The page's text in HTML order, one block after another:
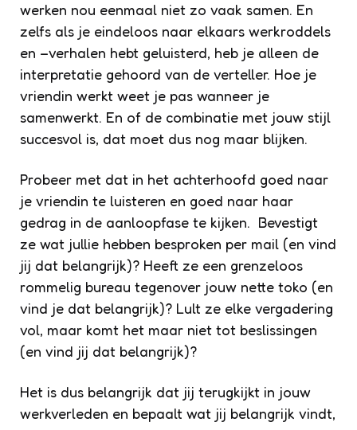
werken nou eenmaal niet zo vaak samen. En
zelfs als je eindeloos naar elkaars werkroddels
en –verhalen hebt geluisterd, heb je alleen de
interpretatie gehoord van de verteller. Hoe je
vriendin werkt weet je pas wanneer je
samenwerkt. En of de combinatie met jouw stijl
succesvol is, dat moet dus nog maar blijken.
Probeer met dat in het achterhoofd goed naar
je vriendin te luisteren en goed naar haar
gedrag in de aanloopfase te kijken. Bevestigt
ze wat jullie hebben besproken per mail (en vind
jij dat belangrijk)? Heeft ze een grenzeloos
rommelig bureau tegenover jouw nette toko (en
vind je dat belangrijk)? Lult ze elke vergadering
vol, maar komt het maar niet tot beslissingen
(en vind jij dat belangrijk)?
Het is dus belangrijk dat jij terugkijkt in jouw
werkverleden en bepaalt wat jij belangrijk vindt,